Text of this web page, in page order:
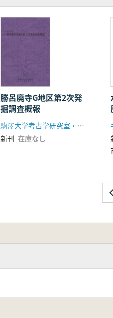
勝呂廃寺G地区第2次発
掘調査概報
駒澤大学考古学研究室・埼玉県坂戸市教育委員会
新刊 在庫なし